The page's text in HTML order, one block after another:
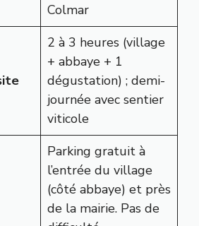
Colmar
2 à 3 heures (village
+ abbaye + 1
dégustation) ; demi-
journée avec sentier
viticole
Parking gratuit à
l’entrée du village
(côté abbaye) et près
de la mairie. Pas de